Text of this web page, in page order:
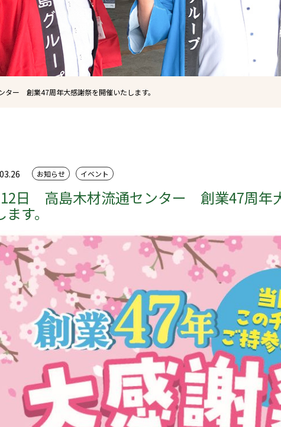
ー 創業47周年大感謝祭を開催いたします。
お知らせ イベント
日 高島木材流通センター 創業47周年
す。